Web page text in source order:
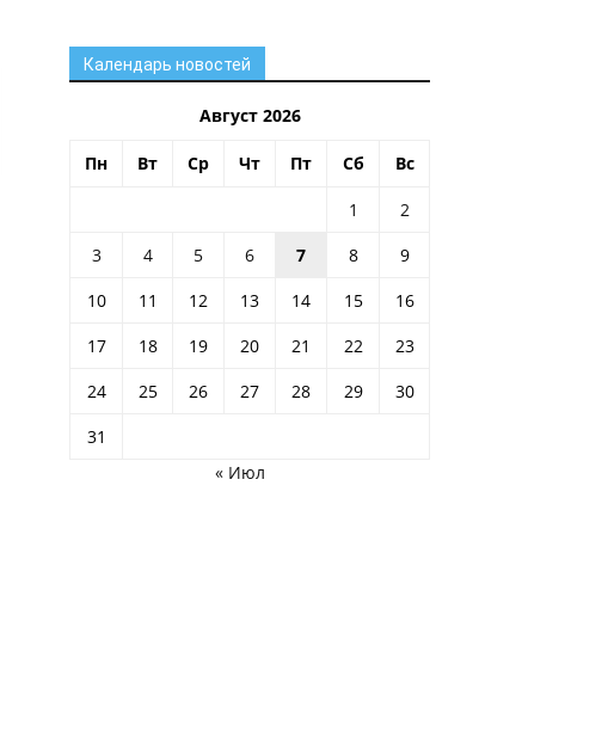
Календарь новостей
Август 2026
Пн Вт Ср Чт Пт Сб Вс
1
2
3
4 5 6 7 8
9
10
11 12 13 14 15
16
17
18 19 20 21 22
23
24
25 26 27 28 29
30
31
« Июл